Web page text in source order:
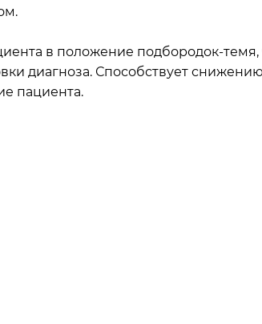
в положение подбородок-
диагноза. Способствует
пациента.